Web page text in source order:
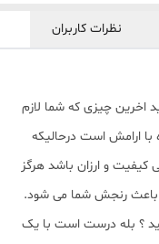
نظرات کاربران
اخرین چیزی که شما لازم
ارامش است درحالیکه
و ارزان باشد هرگز
باعث رنجش شما می شود.
؟ بله درست است با یک